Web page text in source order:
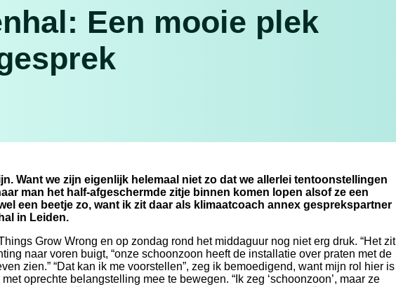
Een mooie plek
Want we zijn eigenlijk helemaal niet zo dat we allerlei tentoonstellingen
man het half-afgeschermde zitje binnen komen lopen alsof ze een
een beetje zo, want ik zit daar als klimaatcoach annex gesprekspartner
in Leiden.
Grow Wrong en op zondag rond het middaguur nog niet erg druk. “Het zit
naar voren buigt, “onze schoonzoon heeft de installatie over praten met de
zien.” “Dat kan ik me voorstellen”, zeg ik bemoedigend, want mijn rol hier is
oprechte belangstelling mee te bewegen. “Ik zeg ‘schoonzoon’, maar ze